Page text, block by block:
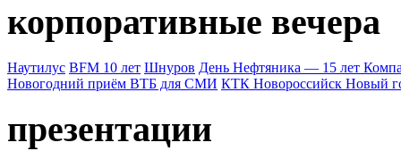
корпоративные вечера
Наутилус BFM 10 лет Шнуров День Нефтяника — 15 лет
Новогодний приём ВТБ для СМИ КТК Новороссийск Новый
презентации